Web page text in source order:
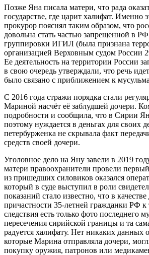
Позже Яна писала матери, что рада
государстве, где царит халифат. Именно
прокурор пояснял таким образом, что
довольна стать частью запрещенной в
группировки ИГИЛ (была признана
организацией Верховным судом России
Ее деятельность на территории России
в свою очередь утверждали, что речь
было связано с приближением к
С 2016 года стражи порядка стали
Мариной насчёт её заблудшей дочери.
подробности и сообщила, что в Сирии
поэтому нуждается в деньгах для своих
петербурженка не скрывала факт
средств своей дочери.
Уголовное дело на Яну завели в 2019
матери правоохранители провели
из пришедших силовиков оказался
который в суде выступил в роли
показаний стало известно, что в качестве
причастности 35-летней гражданки РФ к
следствия есть только фото последнего
пересечения сирийской границы и та
радуется халифату. Нет никаких данных
которые Марина отправляла дочери,
покупку оружия, патронов или